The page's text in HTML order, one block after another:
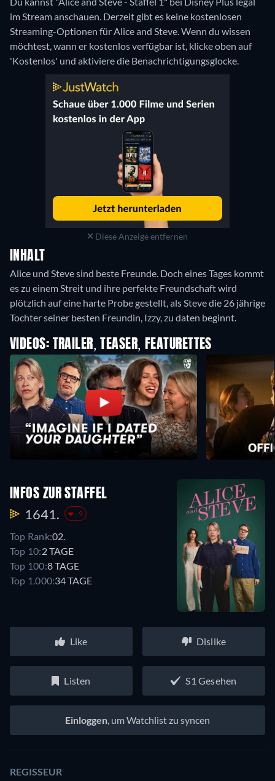
im Stream anschauen. Derzeit gibt es keine kostenlosen
Streaming-Optionen für Alice and Steve. Wenn du wissen
möchtest, wann er kostenlos verfügbar ist, klicke oben auf
'Kostenlos' und aktiviere die Benachrichtigungsglocke.
Diese Anzeige entfernen
INHALT
Alice und Steve sind beste Freunde. Doch eines Tages kommt
es zu einem Streit und ihre perfekte Freundschaft wird
plötzlich auf eine harte Probe gestellt, als Steve die 26 jährige
Tochter seiner besten Freundin, Izzy, zu daten beginnt.
VIDEOS: TRAILER, TEASER, FEATURETTES
INFOS ZUR STAFFEL
1641. -9
Top Rank:02.
Top 10:2 TAGE
Top 100:8 TAGE
Top 1.000:34 TAGE
Like Dislike
Listen S1 Gesehen
Einloggen, um Watchlist zu syncen
REGISSEUR